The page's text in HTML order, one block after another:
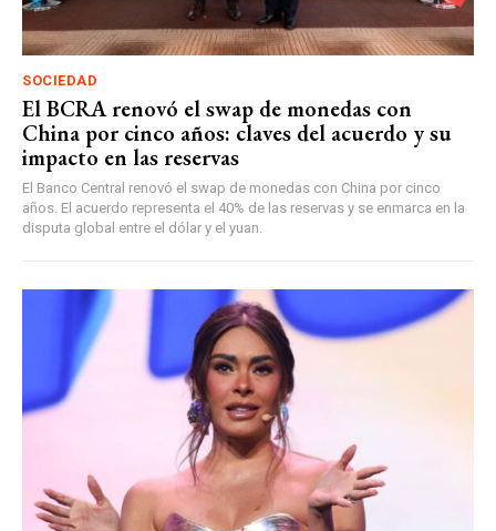
SOCIEDAD
El BCRA renovó el swap de monedas con
China por cinco años: claves del acuerdo y su
impacto en las reservas
El Banco Central renovó el swap de monedas con China por cinco
años. El acuerdo representa el 40% de las reservas y se enmarca en la
disputa global entre el dólar y el yuan.